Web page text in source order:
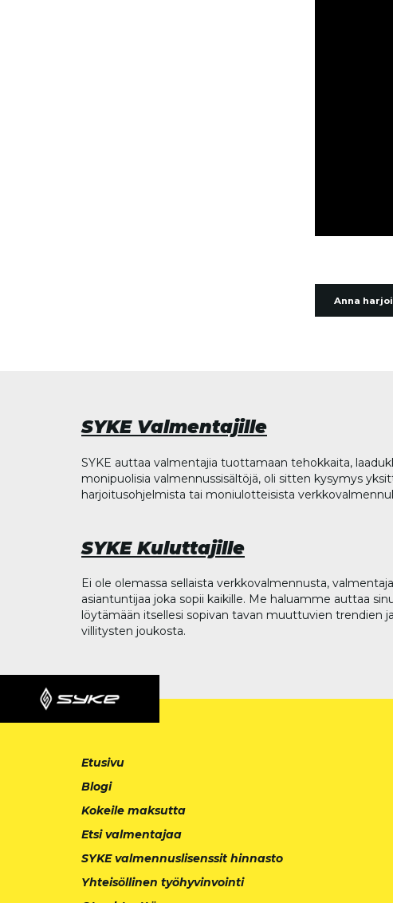
Anna
SYKE Valmentajille
SYKE auttaa valmentajia tuottamaan tehokkaita,
monipuolisia valmennussisältöjä, oli sitten kysymys
harjoitusohjelmista tai moniulotteisista
SYKE Kuluttajille
Ei ole olemassa sellaista verkkovalmennusta,
asiantuntijaa joka sopii kaikille. Me haluamme auttaa
löytämään itsellesi sopivan tavan muuttuvien trendien ja
villitysten joukosta.
Etusivu
Blogi
Kokeile maksutta
Etsi valmentajaa
SYKE valmennuslisenssit hinnasto
Yhteisöllinen työhyvinvointi